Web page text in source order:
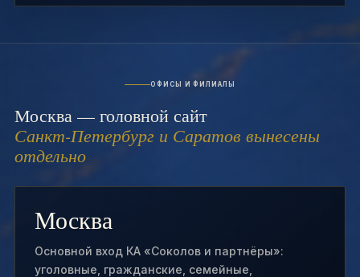
ОФИСЫ И ФИЛИАЛЫ
Москва — головной сайт
Санкт-Петербург и Саратов вынесены
отдельно
Москва
Основной вход КА «Соколов и партнёры»:
уголовные, гражданские, семейные,